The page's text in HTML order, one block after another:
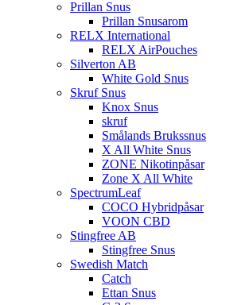
Prillan Snus
Prillan Snusarom
RELX International
RELX AirPouches
Silverton AB
White Gold Snus
Skruf Snus
Knox Snus
skruf
Smålands Brukssnus
X All White Snus
ZONE Nikotinpåsar
Zone X All White
SpectrumLeaf
COCO Hybridpåsar
VOON CBD
Stingfree AB
Stingfree Snus
Swedish Match
Catch
Ettan Snus